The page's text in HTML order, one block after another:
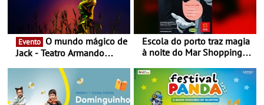
Evento
Jack - Teatro Armando
Escola do porto traz magia
à noite do Mar Shopping
29 de abril, às 21h00